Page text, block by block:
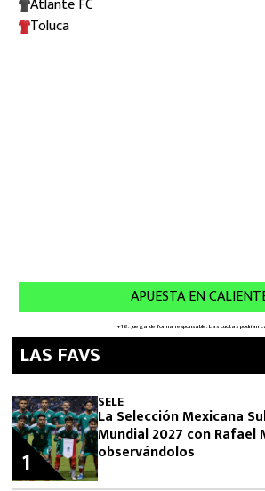
LAS FAVS
SELE
La Selección Mexicana
Mundial 2027 con Rafael
observándolos
1